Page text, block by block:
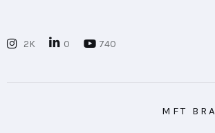
2K 0 740
MFT BRA
MFT+
INSIGHTS